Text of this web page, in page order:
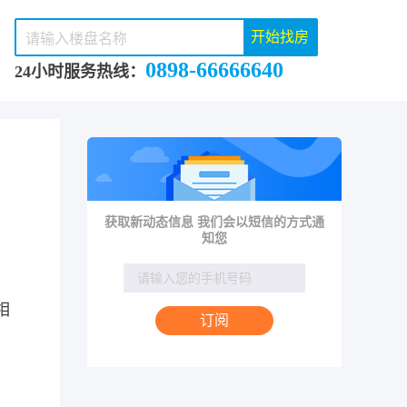
开始找房
24小时服务热线： 0898-66666640
获取新动态信息 我们会以短信的方式通
知您